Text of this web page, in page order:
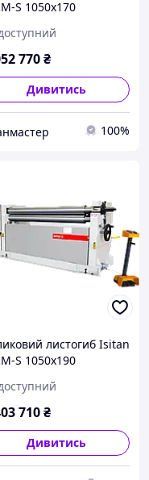
S 1050x170
770₴
Дивитись
100%
листогиб Isitan
S 1050x190
710₴
Дивитись